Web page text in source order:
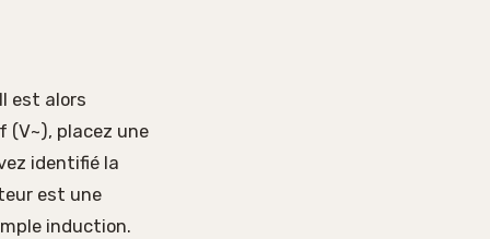
est alors
(V~), placez une
identifié la
est une
induction.